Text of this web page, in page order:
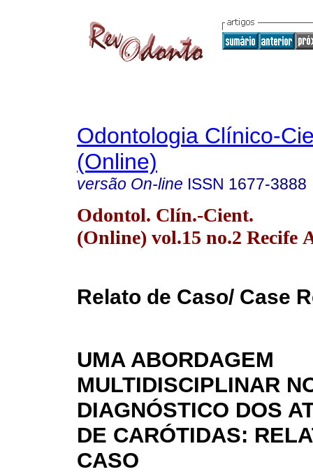
Odontologia Clínico-
(Online)
versão On-line ISSN 1677-3888
Odontol. Clín.-Cient.
(Online) vol.15 no.2 Recife
Relato de Caso/ Case
UMA ABORDAGEM
MULTIDISCIPLINAR
DIAGNÓSTICO DOS
DE CARÓTIDAS:
CASO